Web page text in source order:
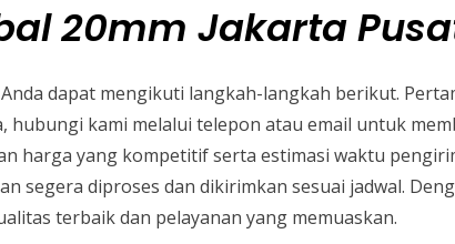
20mm Jakarta
dapat mengikuti langkah-langkah berikut.
hubungi kami melalui telepon atau email untuk
harga yang kompetitif serta estimasi waktu
segera diproses dan dikirimkan sesuai jadwal.
terbaik dan pelayanan yang memuaskan.